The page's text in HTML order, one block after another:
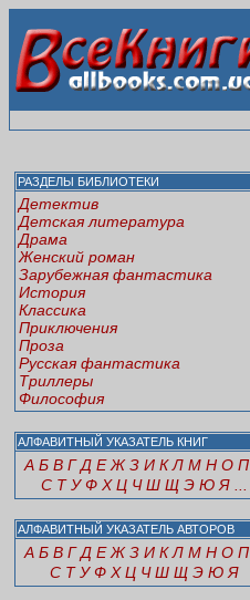
РАЗДЕЛЫ БИБЛИОТЕКИ
Детектив
Детская литература
Драма
Женский роман
Зарубежная фантастика
История
Классика
Приключения
Проза
Русская фантастика
Триллеры
Философия
АЛФАВИТНЫЙ УКАЗАТЕЛЬ КНИГ
А Б В Г Д Е Ж З И К Л М Н О П
С Т У Ф Х Ц Ч Ш Щ Э Ю Я
АЛФАВИТНЫЙ УКАЗАТЕЛЬ АВТОРОВ
А Б В Г Д Е Ж З И К Л М Н О П
С Т У Ф Х Ц Ч Ш Щ Э Ю Я